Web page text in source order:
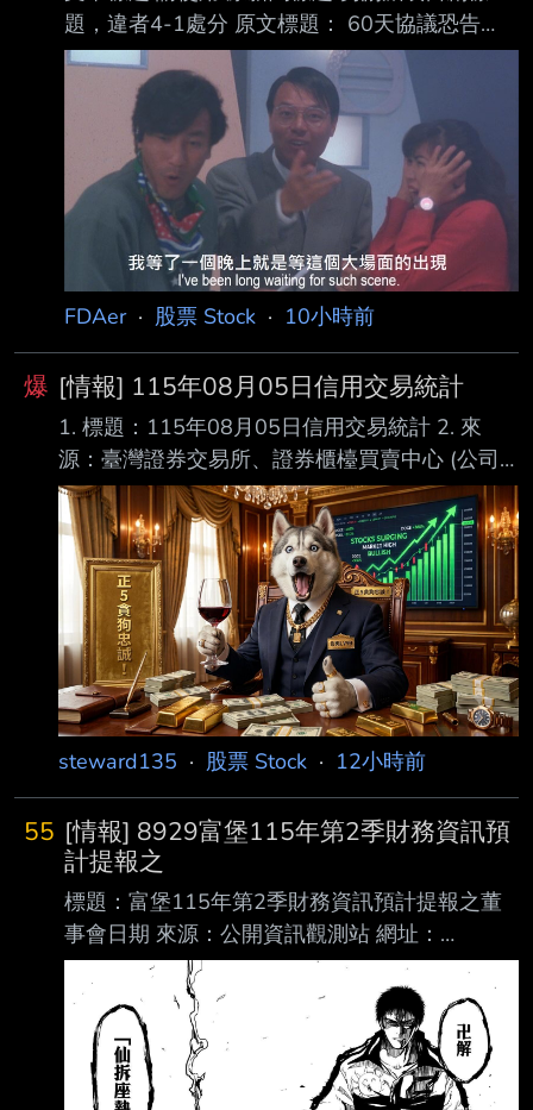
題，違者4-1處分 原文標題： 60天協議恐告
吹！伊朗開出這驚人條件 川普放話：不開海峽
就轟炸 原文連結： https://reurl.cc/yWM8Ny 發
布時間： 2026年8月5日週三 下午6:18 記者署
名：李建緯 綜合報導 原文內容： [Newtalk新
聞] 美國總統川普近日表示，德黑蘭必須盡快重
新開放這條全球最重要的能源航 道，否則美國
軍方將對伊朗採取「非常強有力的打擊」。與此
同時，美國、伊朗與阿曼正就 臨時恢復航運展
開密集談判，外界一度傳出雙方可能
FDAer· 股票 Stock · 10小時前
爆 [情報] 115年08月05日信用交易統計
1. 標題：115年08月05日信用交易統計 2. 來
源：臺灣證券交易所、證券櫃檯買賣中心 (公司
名、網站名) 3. 網址：https://reurl.cc/E2xlzv
https://reurl.cc/V3AOXA (請善用縮網址工具) 4.
內文： 115年08月05日信用交易統計 項目 買進
賣出 現金(券)償還 前日餘額 今日餘額 融資(交易
單位) 478,902 566,111 43,613 9,032,012
8,901,190 融券(交易單位) 33,305 36,425
2,868 19
steward135 · 股票 Stock · 12小時前
55 [情報] 8929富堡115年第2季財務資訊預
計提報之
標題：富堡115年第2季財務資訊預計提報之董
事會日期 來源：公開資訊觀測站 網址：
https://mopsov.twse.com.tw 內文： 本資料由
(上櫃公司) 8929 富堡 公司提供 序號 1 發言
日期 115/08/03 發言時間 13:05:33 發言人 葉
倚妡 發言人職稱 財務部經理 發言人電話 03-
352-9862 主旨 本公司115年第2季財務資訊預